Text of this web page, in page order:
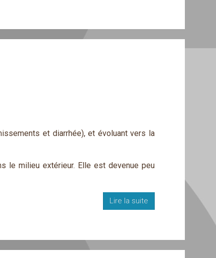
et diarrhée), et évoluant vers la
le milieu extérieur. Elle est devenue peu
Lire la suite